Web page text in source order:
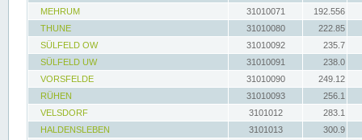
MEHRUM
31010071
192.556
THUNE
31010080
222.85
SÜLFELD OW
31010092
235.7
SÜLFELD UW
31010091
238.0
VORSFELDE
31010090
249.12
RÜHEN
31010093
256.1
VELSDORF
3101012
283.1
HALDENSLEBEN
3101013
300.9